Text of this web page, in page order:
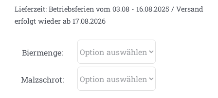
Lieferzeit: Betriebsferien vom 03.08 - 16.08.2025 / Versand
erfolgt wieder ab 17.08.2026
Biermenge:
Malzschrot: